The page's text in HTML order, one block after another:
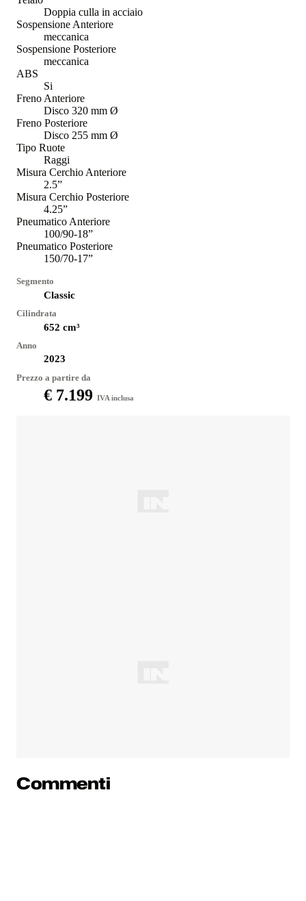
Doppia culla in acciaio
Sospensione Anteriore
meccanica
Sospensione Posteriore
meccanica
ABS
Si
Freno Anteriore
Disco 320 mm Ø
Freno Posteriore
Disco 255 mm Ø
Tipo Ruote
Raggi
Misura Cerchio Anteriore
2.5”
Misura Cerchio Posteriore
4.25”
Pneumatico Anteriore
100/90-18”
Pneumatico Posteriore
150/70-17”
Segmento
Classic
Cilindrata
652 cm³
Anno
2023
Prezzo a partire da
€ 7.199 IVA inclusa
Commenti